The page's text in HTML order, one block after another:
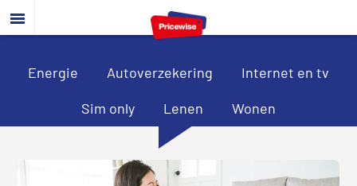
Door
naar
hoofd
Spring
naar
eerste
Spring
naar
voettekst
Energie Autoverzekering Internet en tv
Sim only Lenen Wonen